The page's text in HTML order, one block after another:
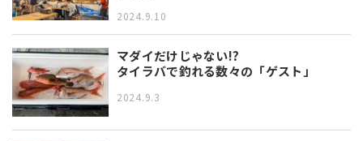
2024.9.10
マダイだけじゃない!?
タイラバで釣れる数々の「ゲスト」
2024.9.3